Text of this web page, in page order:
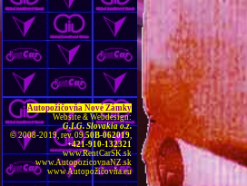
Autopožičovňa Nové Zámky
Website & Webdesign:
G.I.G. Slovakia o.z.
©2008-2019, rev. 09.50B-062019,
+421-910-132321
www.RentCarSK.sk
www.AutopozicovnaNZ.sk
www Autopožičovňa.eu